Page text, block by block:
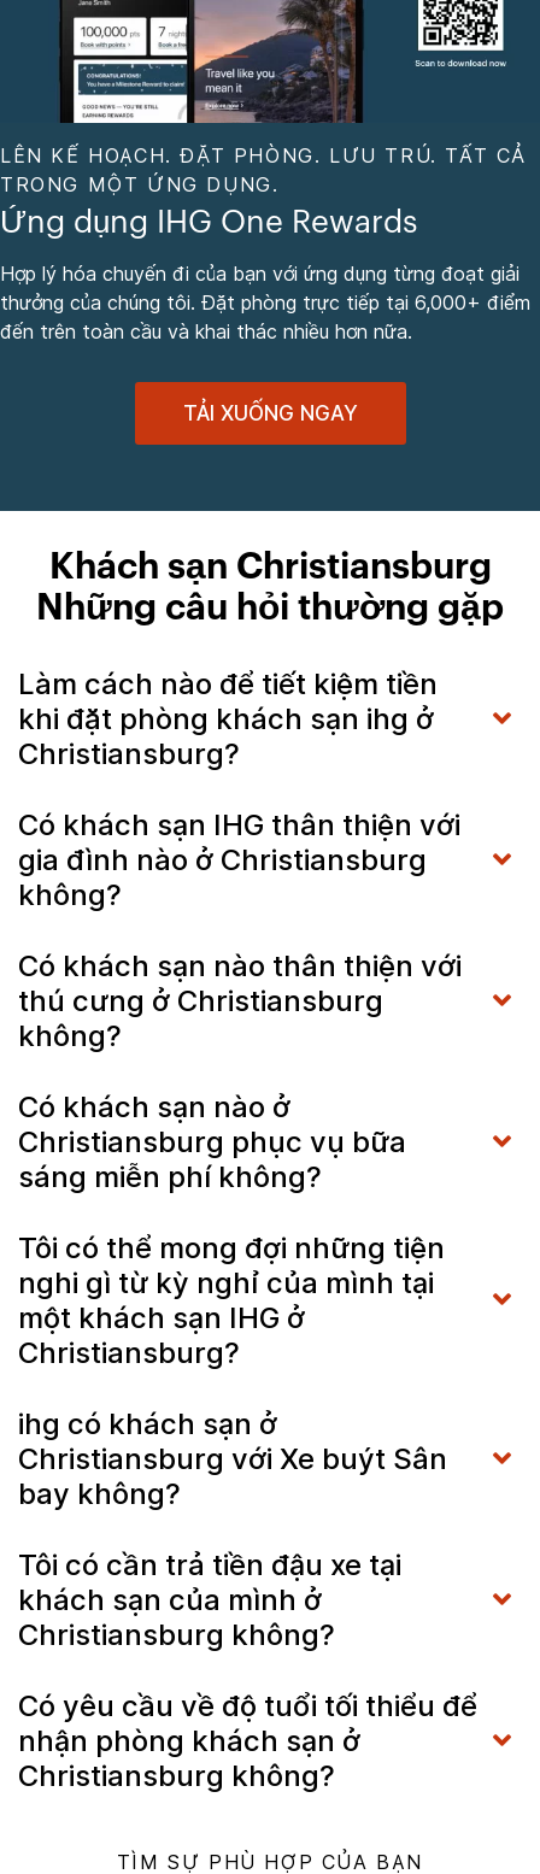
LÊN KẾ HOẠCH. ĐẶT PHÒNG. LƯU TRÚ. TẤT CẢ
TRONG MỘT ỨNG DỤNG.
Ứng dụng IHG One Rewards
Hợp lý hóa chuyến đi của bạn với ứng dụng từng đoạt giải
thưởng của chúng tôi. Đặt phòng trực tiếp tại 6,000+ điểm
đến trên toàn cầu và khai thác nhiều hơn nữa.
TẢI XUỐNG NGAY
Khách sạn Christiansburg
Những câu hỏi thường gặp
Làm cách nào để tiết kiệm tiền
khi đặt phòng khách sạn ihg ở
Christiansburg?
Có khách sạn IHG thân thiện với
gia đình nào ở Christiansburg
không?
Có khách sạn nào thân thiện với
thú cưng ở Christiansburg
không?
Có khách sạn nào ở
Christiansburg phục vụ bữa
sáng miễn phí không?
Tôi có thể mong đợi những tiện
nghi gì từ kỳ nghỉ của mình tại
một khách sạn IHG ở
Christiansburg?
ihg có khách sạn ở
Christiansburg với Xe buýt Sân
bay không?
Tôi có cần trả tiền đậu xe tại
khách sạn của mình ở
Christiansburg không?
Có yêu cầu về độ tuổi tối thiểu để
nhận phòng khách sạn ở
Christiansburg không?
TÌM SỰ PHÙ HỢP CỦA BẠN